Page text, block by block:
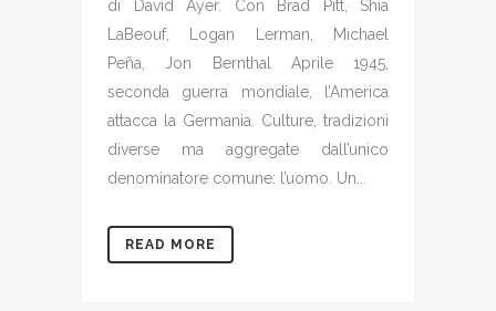
di David Ayer. Con Brad Pitt, Shia
LaBeouf, Logan Lerman, Michael
Peña, Jon Bernthal Aprile 1945,
seconda guerra mondiale, l’America
attacca la Germania. Culture, tradizioni
diverse ma aggregate dall’unico
denominatore comune: l’uomo. Un...
READ MORE